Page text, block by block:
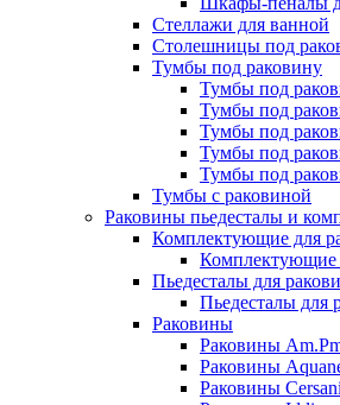
Стеллажи для ванной
Столешницы под
Тумбы под раковину
Тумбы под
Тумбы под
Тумбы под
Тумбы под
Тумбы под
Тумбы с раковиной
Раковины пьедесталы и
Комплектующие для
Пьедесталы для
Пьедесталы для
Раковины
Раковины
Раковины
Раковины